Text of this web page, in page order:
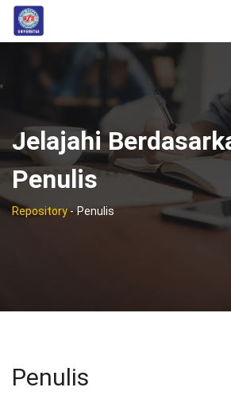
Jelajahi
Penulis
Repository- Penulis
Penulis